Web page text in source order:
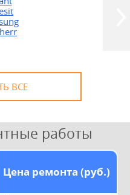
и диагностика
БЕСПЛАТНО *
случае ремонта
ВСЕ
работы
Цена ремонта (руб.)